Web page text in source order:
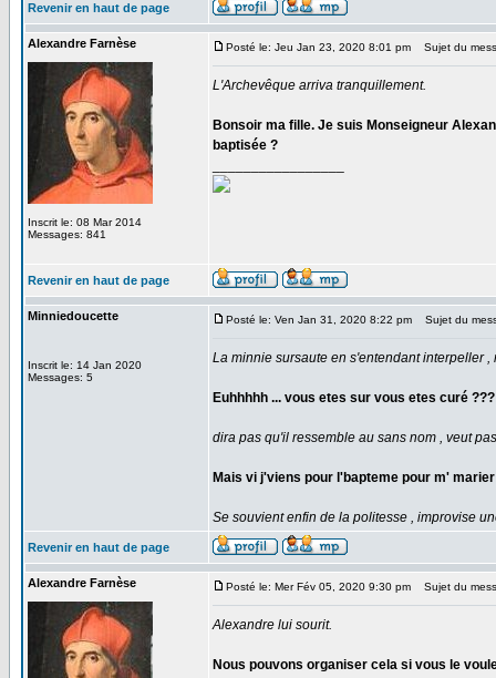
Revenir en haut de page
Alexandre Farnèse
Inscrit le: 08 Mar 2014
Messages: 841
Posté le: Jeu Jan 23, 2020 8:01 pm Sujet du
L'Archevêque arriva tranquillement.
Bonsoir ma fille. Je suis Monseigneur
baptisée ?
Revenir en haut de page
Minniedoucette
Inscrit le: 14 Jan 2020
Messages: 5
Posté le: Ven Jan 31, 2020 8:22 pm Sujet du
La minnie sursaute en s'entendant interpeller
Euhhhhh ... vous etes sur vous etes curé
dira pas qu'il ressemble au sans nom , veut
Mais vi j'viens pour l'bapteme pour m'
Se souvient enfin de la politesse , improvise
Revenir en haut de page
Alexandre Farnèse Posté le: Mer Fév 05, 2020 9:30 pm Sujet du
Alexandre lui sourit.
Nous pouvons organiser cela si vous le